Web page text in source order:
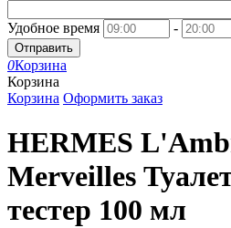
Удобное время -
Отправить
0Корзина
Корзина
Корзина Оформить заказ
HERMES
Merveilles
тестер 100 мл